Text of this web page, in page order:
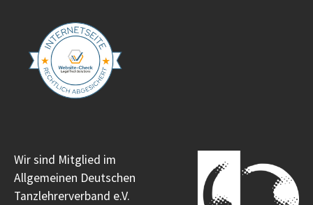
Wir sind Mitglied im
Allgemeinen Deutschen
Tanzlehrerverband e.V.